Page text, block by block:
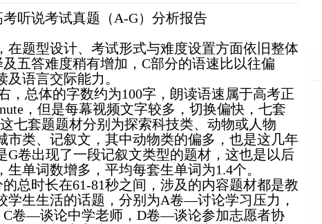
听说考试真题（ A-G）分析报告
在题型设计、考试形式与难度设置方面依旧整体
五答难度稍有增加， C部分的语速比以往偏
语言交际能力。
，总体的字数约为100字，朗读语速属于高考正
，但是每幕视频文字较多，切换偏快，七套
七套题题材分别为探索科技类、动物或人物
市类、记叙文，其中动物类的偏多，也是这几年
G卷出现了一段记叙文类型的题材，这也是以后
生单词数增多，平均每套生单词为1.4个。
总时长在61-81秒之间，涉及的内容题材都是教
学生生活的话题，分别为A卷—讨论学习压力，
C卷—谈论中学老师， D卷—谈论参加志愿者协